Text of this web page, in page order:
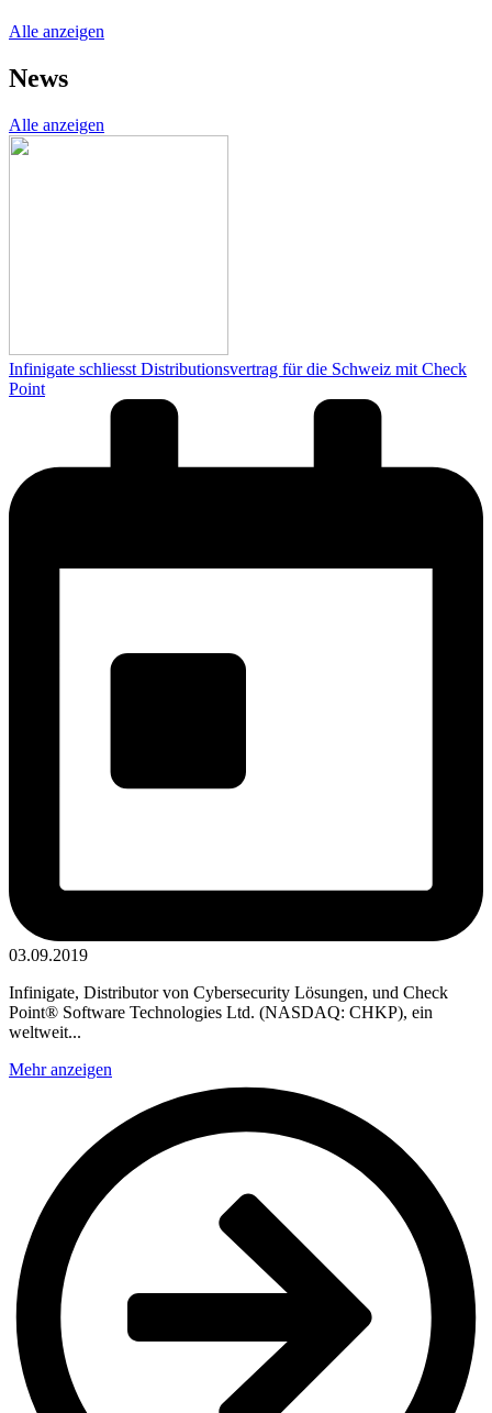
Alle anzeigen
News
Alle anzeigen
Infinigate schliesst Distributionsvertrag für die Schweiz mit Check
Point
03.09.2019
Infinigate, Distributor von Cybersecurity Lösungen, und Check
Point® Software Technologies Ltd. (NASDAQ: CHKP), ein
weltweit...
Mehr anzeigen